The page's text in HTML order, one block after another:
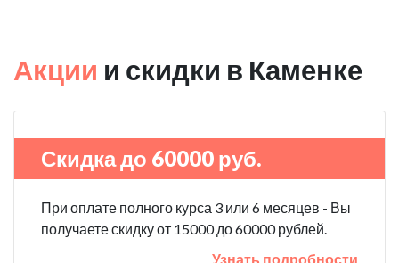
Акции и скидки в Каменке
Скидка до 60000 руб.
При оплате полного курса 3 или 6 месяцев - Вы
получаете скидку от 15000 до 60000 рублей.
Узнать подробности